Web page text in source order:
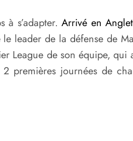
à s’adapter.Arrivé en
le leader de la défense de
League de son équipe,
premières journées de